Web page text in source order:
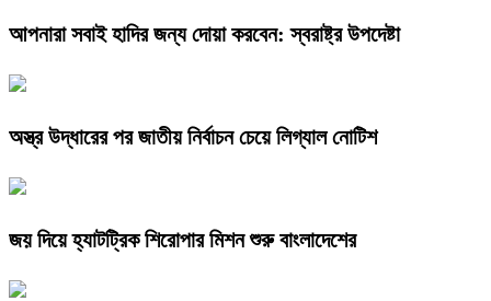
আপনারা সবাই হাদির জন্য দোয়া করবেন: স্বরাষ্ট্র উপদেষ্টা
অস্ত্র উদ্ধারের পর জাতীয় নির্বাচন চেয়ে লিগ্যাল নোটিশ
জয় দিয়ে হ্যাটট্রিক শিরোপার মিশন শুরু বাংলাদেশের